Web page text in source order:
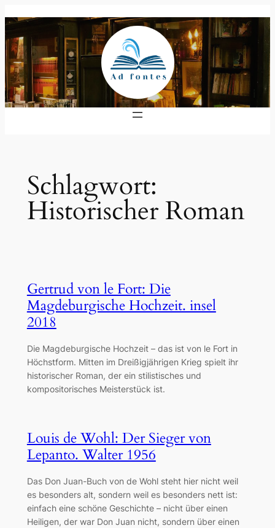
Inhalt
springen
Schlagwort:
Historischer Roman
Gertrud von le Fort: Die
Magdeburgische Hochzeit. insel
2018
Die Magdeburgische Hochzeit – das ist von le Fort in
Höchstform. Mitten im Dreißigjährigen Krieg spielt ihr
historischer Roman, der ein stilistisches und
kompositorisches Meisterstück ist.
Louis de Wohl: Der Sieger von
Lepanto. Walter 1956
Das Don Juan-Buch von de Wohl steht hier nicht weil
es besonders alt, sondern weil es besonders nett ist:
einfach eine schöne Geschichte – nicht über einen
Heiligen, der war Don Juan nicht, sondern über einen